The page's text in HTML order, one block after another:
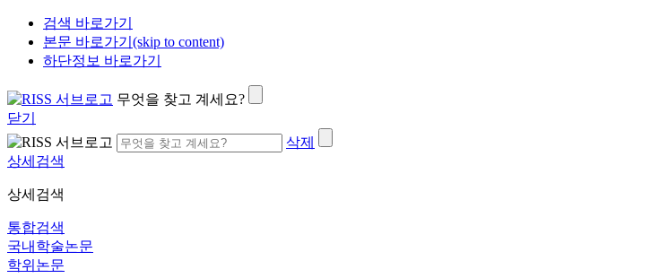
검색 바로가기
본문 바로가기(skip to content)
하단정보 바로가기
무엇을 찾고 계세요?
닫기
삭제
상세검색
상세검색
통합검색
국내학술논문
학위논문